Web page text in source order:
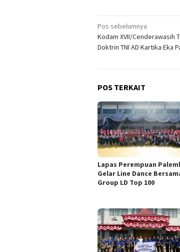
Navigasi
pos
Pos sebelumnya
Kodam XVII/Cenderawasih
Doktrin TNI AD Kartika Eka
POS TERKAIT
Lapas Perempuan
Gelar Line Dance
Group LD Top 100